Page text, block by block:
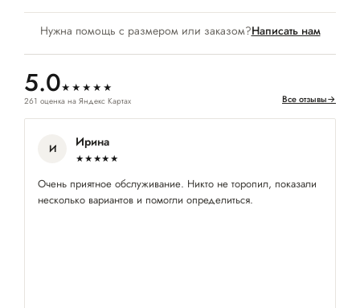
Нужна помощь с размером или заказом?Написать нам
5.0★★★★★
261 оценка на Яндекс Картах Все отзывы→
И Ирина
★★★★★
Очень приятное обслуживание. Никто не торопил, показали
несколько вариантов и помогли определиться.